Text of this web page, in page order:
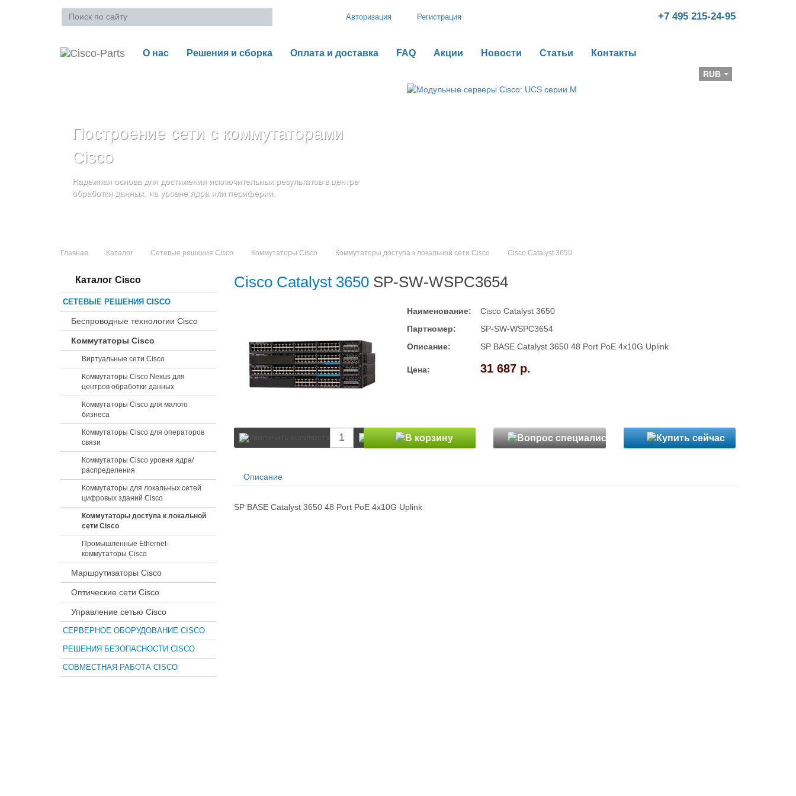
Авторизация Регистрация +7 495 215-24-95
О нас Решения и сборка Оплата и доставка FAQ Акции Новости Статьи Контакты
RUB
Построение сети с коммутаторами
Cisco
Надежная основа для достижения исключительных результатов в центре
обработки данных, на уровне ядра или периферии.
Стоечные серверы Cisco UCS серии C
и повышение адаптивности Вашего бизнеса
Блейд-серверы: UCS серии B
и дополнительные компоненты
Увеличьте производительность сервера с помощью гибкой,
масштабируемой архитектуры
Главная Каталог Сетевые решения Cisco Коммутаторы Cisco Коммутаторы доступа к локальной сети Cisco Cisco Catalyst 3650
Каталог Cisco
СЕТЕВЫЕ РЕШЕНИЯ CISCO
Беспроводные технологии Cisco
Коммутаторы Cisco
Виртуальные сети Cisco
Коммутаторы Cisco Nexus для
центров обработки данных
Коммутаторы Cisco для малого
бизнеса
Коммутаторы Cisco для операторов
связи
Коммутаторы Cisco уровня ядра/
распределения
Коммутаторы для локальных сетей
цифровых зданий Cisco
Коммутаторы доступа к локальной
сети Cisco
Промышленные Ethernet-
коммутаторы Cisco
Маршрутизаторы Cisco
Оптические сети Cisco
Управление сетью Cisco
СЕРВЕРНОЕ ОБОРУДОВАНИЕ CISCO
РЕШЕНИЯ БЕЗОПАСНОСТИ CISCO
СОВМЕСТНАЯ РАБОТА CISCO
Cisco Catalyst 3650 SP-SW-WSPC3654
Наименование:
Cisco Catalyst 3650
Партномер:
SP-SW-WSPC3654
Описание:
SP BASE Catalyst 3650 48 Port PoE 4x10G Uplink
Цена: 31 687 р.
Описание
SP BASE Catalyst 3650 48 Port PoE 4x10G Uplink